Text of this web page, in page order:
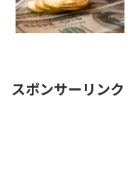
スポンサーリンク